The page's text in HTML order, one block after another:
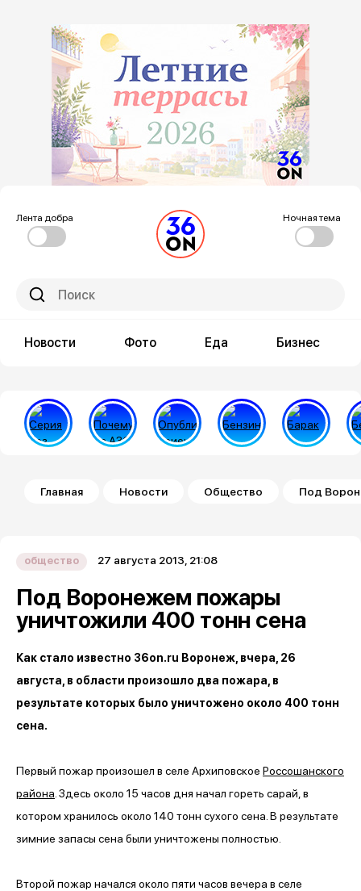
Лента добра Ночная тема
Новости Фото Еда Бизнес
Строка навигации
Главная Новости Общество Под
общество 27 августа 2013, 21:08
Под Воронежем пожары
уничтожили 400 тонн сена
Как стало известно 36on.ru Воронеж, вчера, 26
августа, в области произошло два пожара, в
результате которых было уничтожено около 400 тонн
сена.
Первый пожар произошел в селе Архиповское Россошанского
района . Здесь около 15 часов дня начал гореть сарай, в
котором хранилось около 140 тонн сухого сена. В результате
зимние запасы сена были уничтожены полностью.
Второй пожар начался около пяти часов вечера в селе